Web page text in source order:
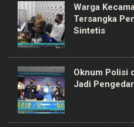
Warga
Tersangka
Sintetis
Oknum Polisi
Jadi